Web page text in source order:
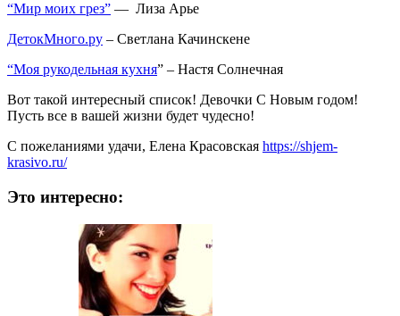
“Мир моих грез” — Лиза Арье
ДетокМного.ру – Светлана Качинскене
“Моя рукодельная кухня” – Настя Солнечная
Вот такой интересный список! Девочки С Новым годом!
Пусть все в вашей жизни будет чудесно!
С пожеланиями удачи, Елена Красовская https://shjem-
krasivo.ru/
Это интересно: